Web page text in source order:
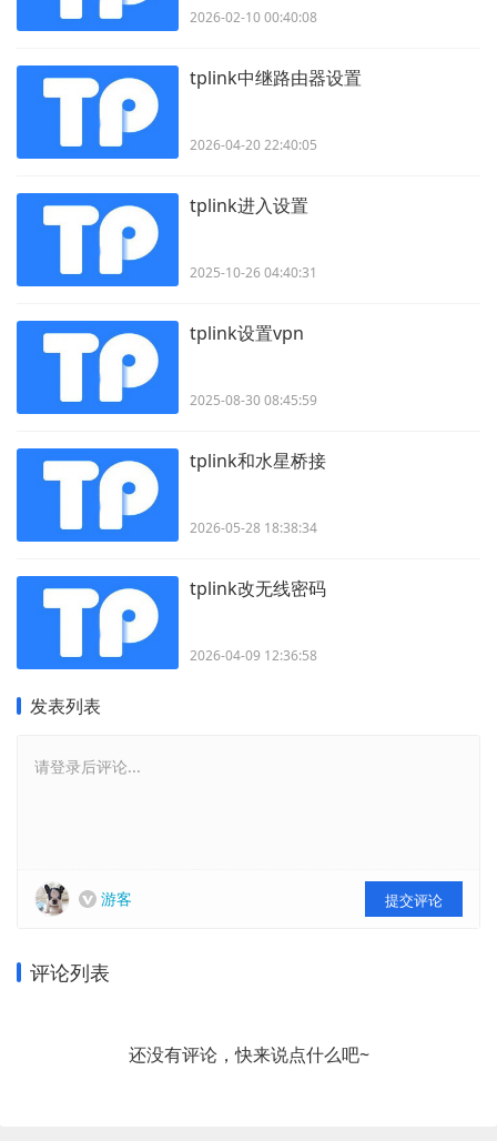
2026-02-10 00:40:08
tplink中继路由器设置
2026-04-20 22:40:05
tplink进入设置
2025-10-26 04:40:31
tplink设置vpn
2025-08-30 08:45:59
tplink和水星桥接
2026-05-28 18:38:34
tplink改无线密码
2026-04-09 12:36:58
发表列表
请登录后评论...
游客 提交评论
评论列表
还没有评论，快来说点什么吧~